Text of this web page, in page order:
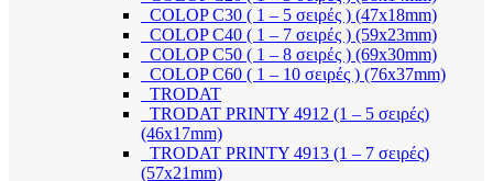
COLOP C30 ( 1 – 5 σειρές ) (47x18mm)
COLOP C40 ( 1 – 7 σειρές ) (59x23mm)
COLOP C50 ( 1 – 8 σειρές ) (69x30mm)
COLOP C60 ( 1 – 10 σειρές ) (76x37mm)
TRODAT
TRODAT PRINTY 4912 (1 – 5 σειρές)
(46x17mm)
TRODAT PRINTY 4913 (1 – 7 σειρές)
(57x21mm)